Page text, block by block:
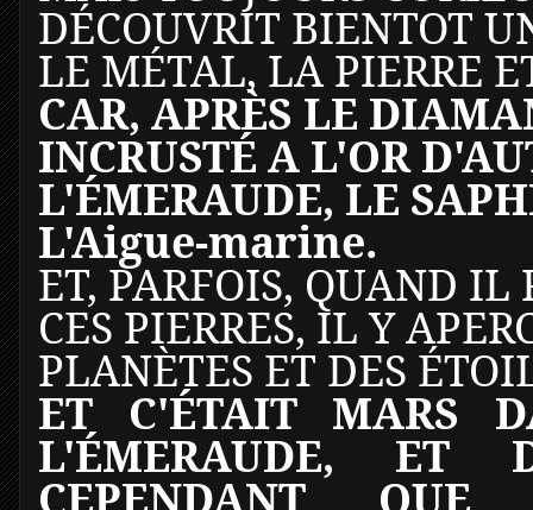
DÉCOUVRIT BIENTOT
LE MÉTAL, LA PIERRE
CAR, APRÈS LE
INCRUSTÉ A L'OR
L'ÉMERAUDE, LE
L'Aigue-marine.
ET, PARFOIS, QUAND IL
CES PIERRES, IL Y
PLANÈTES ET DES
ET C'ÉTAIT MARS
L'ÉMERAUDE, ET
CEPENDANT QUE